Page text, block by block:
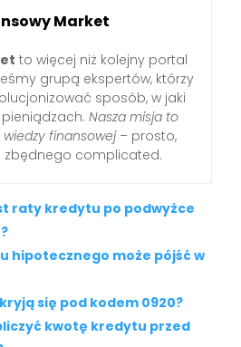
Market
to więcej niż kolejny portal
grupą ekspertów, którzy
sposób, w jaki
Nasza misja to
finansowej– prosto,
zbędnego complicated.
raty kredytu po podwyżce
hipotecznego może pójść w
się pod kodem 0920?
kwotę kredytu przed